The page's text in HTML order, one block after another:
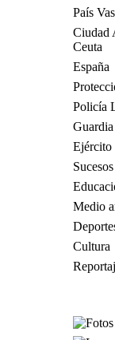
País
Ciudad
Ceuta
España
Policía
Ejército
Sucesos
Medio
Cultura